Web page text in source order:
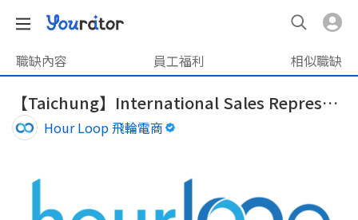
職缺內容 員工福利 相似職缺
【Taichung】International Sales Representative
Hour Loop 飛輪電商